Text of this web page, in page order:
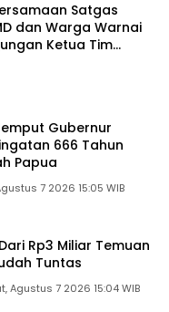
Satgas
dan Warga Warnai
Ketua Tim
Gubernur
666 Tahun
Papua
7 2026 15:05 WIB
Rp3 Miliar Temuan
Tuntas
Agustus 7 2026 15:04 WIB